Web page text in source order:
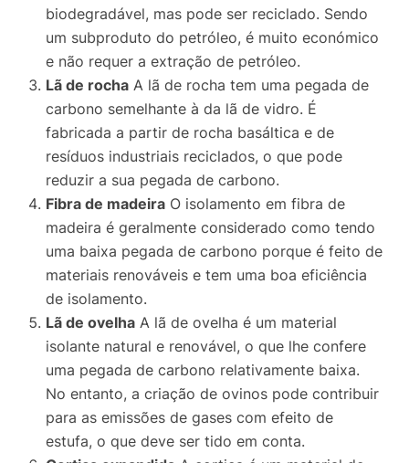
biodegradável, mas pode ser reciclado. Sendo
um subproduto do petróleo, é muito económico
e não requer a extração de petróleo.
Lã de rocha A lã de rocha tem uma pegada de
carbono semelhante à da lã de vidro. É
fabricada a partir de rocha basáltica e de
resíduos industriais reciclados, o que pode
reduzir a sua pegada de carbono.
Fibra de madeira O isolamento em fibra de
madeira é geralmente considerado como tendo
uma baixa pegada de carbono porque é feito de
materiais renováveis e tem uma boa eficiência
de isolamento.
Lã de ovelha A lã de ovelha é um material
isolante natural e renovável, o que lhe confere
uma pegada de carbono relativamente baixa.
No entanto, a criação de ovinos pode contribuir
para as emissões de gases com efeito de
estufa, o que deve ser tido em conta.